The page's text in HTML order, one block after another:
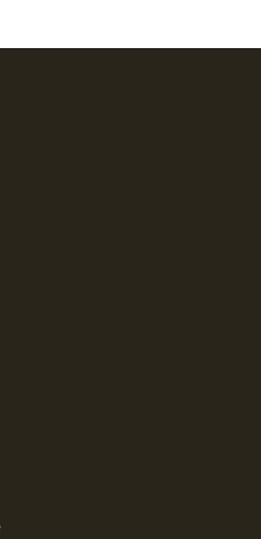
OG
PIXIBØGER
FIGURER
FIGURER)